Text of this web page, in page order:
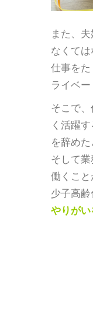
また、
なくて
仕事を
ライベ
そこで
く活躍
を辞め
そして
働くこと
少子高
やりが